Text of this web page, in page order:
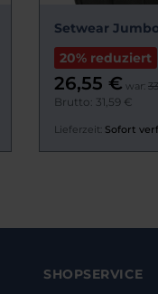
Setwear
20% reduziert
26,55 € war:
Brutto: 31,59 €
Lieferzeit: Sofort
SHOPSERVICE